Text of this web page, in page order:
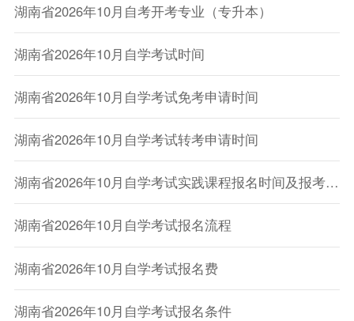
湖南省2026年10月自考开考专业（专升本）
湖南省2026年10月自学考试时间
湖南省2026年10月自学考试免考申请时间
湖南省2026年10月自学考试转考申请时间
湖南省2026年10月自学考试实践课程报名时间及报考方式
湖南省2026年10月自学考试报名流程
湖南省2026年10月自学考试报名费
湖南省2026年10月自学考试报名条件